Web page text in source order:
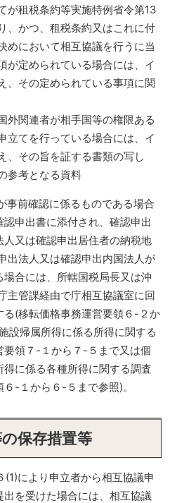
租税条約等実施特例省令第13
、かつ、租税条約又はこれに付
めにおいて相互協議を行うに当
が定められている場合には、イ
、その定められている事項に関
関連者が相手国等の権限ある
立てを行っている場合には、イ
、その旨を証する書類の写し
参考となる資料
前確認に係るものである場合
申出書に添付され、確認申出
又は確認申出居住者の納税地
出法人又は確認申出内国法人が
合には、所轄国税局長又は沖
主管課経由で庁相互協議室に回
る(移転価格事務運営要領６-２か
設帰属所得に係る所得に関する
要領７-１から７-５まで又は個
得に係る各種所得に関する調査
-１から６-５まで参照)。
保存措置等
により申立者から相互協議申
出を受けた場合には、相互協議